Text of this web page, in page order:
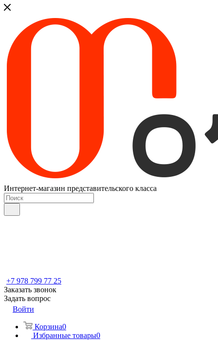
Интернет-магазин представительского класса
+7 978 799 77 25
Заказать звонок
Задать вопрос
Войти
Корзина0
Избранные товары0